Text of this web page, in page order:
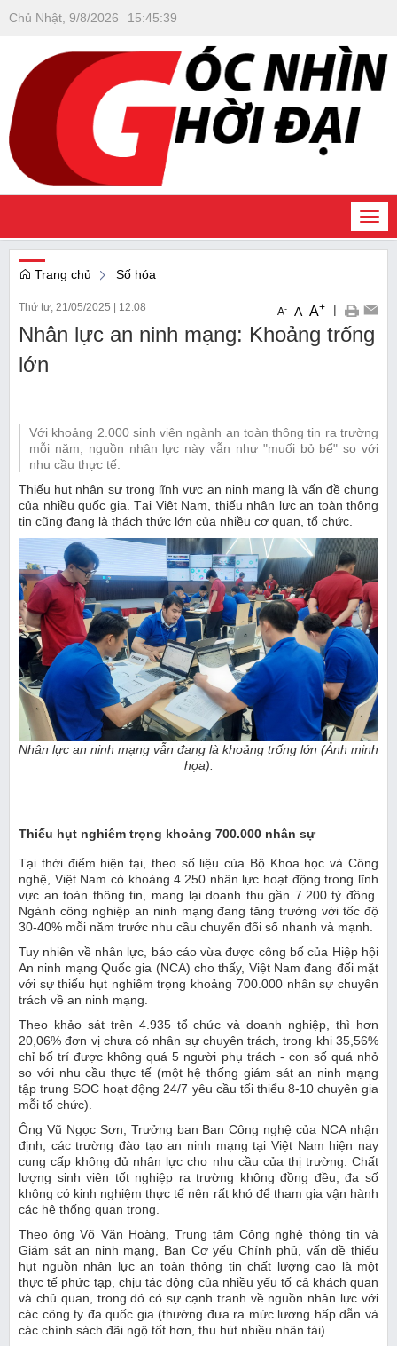
Chủ Nhật, 9/8/2026 15:45:40
Trang chủ Số hóa
Thứ tư, 21/05/2025 12:08 A- A A+ |
Nhân lực an ninh mạng: Khoảng trống
lớn
Với khoảng 2.000 sinh viên ngành an toàn thông tin ra trường
mỗi năm, nguồn nhân lực này vẫn như "muối bỏ bể" so với
nhu cầu thực tế.
Thiếu hụt nhân sự trong lĩnh vực an ninh mạng là vấn đề chung
của nhiều quốc gia. Tại Việt Nam, thiếu nhân lực an toàn thông
tin cũng đang là thách thức lớn của nhiều cơ quan, tổ chức.
Nhân lực an ninh mạng vẫn đang là khoảng trống lớn (Ảnh minh
họa).
Thiếu hụt nghiêm trọng khoảng 700.000 nhân sự
Tại thời điểm hiện tại, theo số liệu của Bộ Khoa học và Công
nghệ, Việt Nam có khoảng 4.250 nhân lực hoạt động trong lĩnh
vực an toàn thông tin, mang lại doanh thu gần 7.200 tỷ đồng.
Ngành công nghiệp an ninh mạng đang tăng trưởng với tốc độ
30-40% mỗi năm trước nhu cầu chuyển đổi số nhanh và mạnh.
Tuy nhiên về nhân lực, báo cáo vừa được công bố của Hiệp hội
An ninh mạng Quốc gia (NCA) cho thấy, Việt Nam đang đối mặt
với sự thiếu hụt nghiêm trọng khoảng 700.000 nhân sự chuyên
trách về an ninh mạng.
Theo khảo sát trên 4.935 tổ chức và doanh nghiệp, thì hơn
20,06% đơn vị chưa có nhân sự chuyên trách, trong khi 35,56%
chỉ bố trí được không quá 5 người phụ trách - con số quá nhỏ
so với nhu cầu thực tế (một hệ thống giám sát an ninh mạng
tập trung SOC hoạt động 24/7 yêu cầu tối thiểu 8-10 chuyên gia
mỗi tổ chức).
Ông Vũ Ngọc Sơn, Trưởng ban Ban Công nghệ của NCA nhận
định, các trường đào tạo an ninh mạng tại Việt Nam hiện nay
cung cấp không đủ nhân lực cho nhu cầu của thị trường. Chất
lượng sinh viên tốt nghiệp ra trường không đồng đều, đa số
không có kinh nghiệm thực tế nên rất khó để tham gia vận hành
các hệ thống quan trọng.
Theo ông Võ Văn Hoàng, Trung tâm Công nghệ thông tin và
Giám sát an ninh mạng, Ban Cơ yếu Chính phủ, vấn đề thiếu
hụt nguồn nhân lực an toàn thông tin chất lượng cao là một
thực tế phức tạp, chịu tác động của nhiều yếu tố cả khách quan
và chủ quan, trong đó có sự cạnh tranh về nguồn nhân lực với
các công ty đa quốc gia (thường đưa ra mức lương hấp dẫn và
các chính sách đãi ngộ tốt hơn, thu hút nhiều nhân tài).